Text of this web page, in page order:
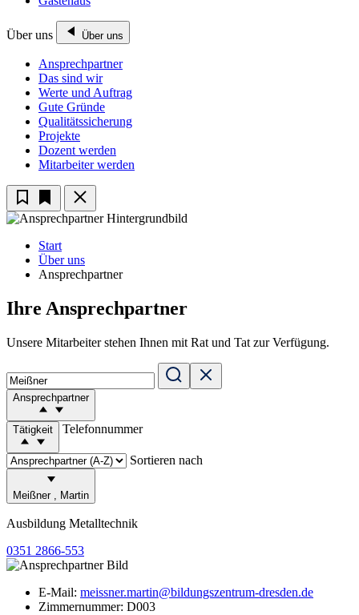
Über uns Über uns
Ansprechpartner
Das sind wir
Werte und Auftrag
Gute Gründe
Qualitätssicherung
Projekte
Dozent werden
Mitarbeiter werden
Start
Über uns
Ansprechpartner
Ihre Ansprechpartner
Unsere Mitarbeiter stehen Ihnen mit Rat und Tat zur Verfügung.
Ansprechpartner
Tätigkeit Telefonnummer
Sortieren nach
Meißner , Martin
Ausbildung Metalltechnik
0351 2866-553
E-Mail: meissner.martin@bildungszentrum-dresden.de
Zimmernummer: D003